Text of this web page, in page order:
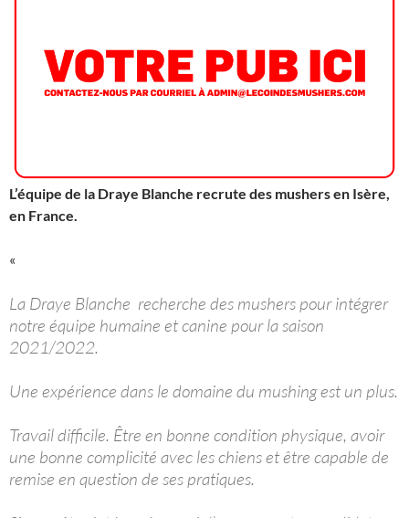
L’équipe de la Draye Blanche recrute des mushers en Isère,
en France.
«
La Draye Blanche recherche des mushers pour intégrer
notre équipe humaine et canine pour la saison
2021/2022.
Une expérience dans le domaine du mushing est un plus.
Travail difficile. Être en bonne condition physique, avoir
une bonne complicité avec les chiens et être capable de
remise en question de ses pratiques.